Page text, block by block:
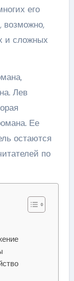
его
возможно,
и сложных
Лев
Ее
остаются
по